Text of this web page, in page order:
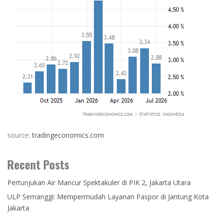
source:tradingeconomics.com
Recent Posts
Pertunjukan Air Mancur Spektakuler di PIK 2, Jakarta Utara
ULP Semanggi: Mempermudah Layanan Paspor di Jantung Kota
Jakarta